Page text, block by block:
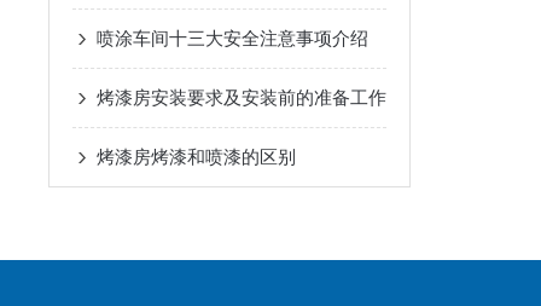
喷涂车间十三大安全注意事项介绍
烤漆房安装要求及安装前的准备工作
烤漆房烤漆和喷漆的区别